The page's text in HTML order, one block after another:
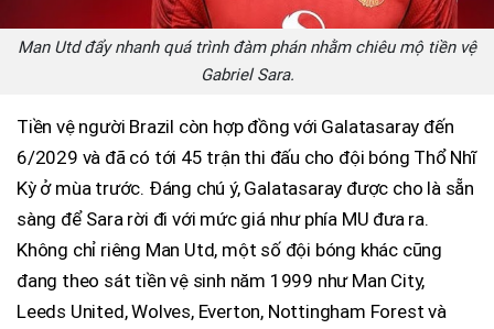
Man Utd đẩy nhanh quá trình đàm phán nhằm chiêu mộ tiền vệ
Gabriel Sara.
Tiền vệ người Brazil còn hợp đồng với Galatasaray đến
6/2029 và đã có tới 45 trận thi đấu cho đội bóng Thổ Nhĩ
Kỳ ở mùa trước. Đáng chú ý, Galatasaray được cho là sẵn
sàng để Sara rời đi với mức giá như phía MU đưa ra.
Không chỉ riêng Man Utd, một số đội bóng khác cũng
đang theo sát tiền vệ sinh năm 1999 như Man City,
Leeds United, Wolves, Everton, Nottingham Forest và